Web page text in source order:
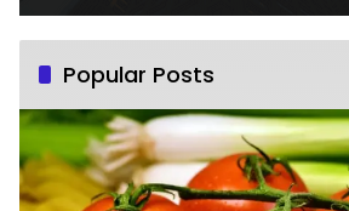
Popular Posts